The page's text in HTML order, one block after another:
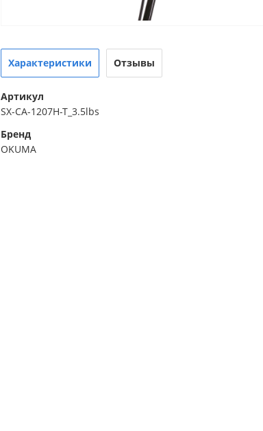
Характеристики Отзывы
Артикул
SX-CA-1207H-T_3.5lbs
Бренд
OKUMA